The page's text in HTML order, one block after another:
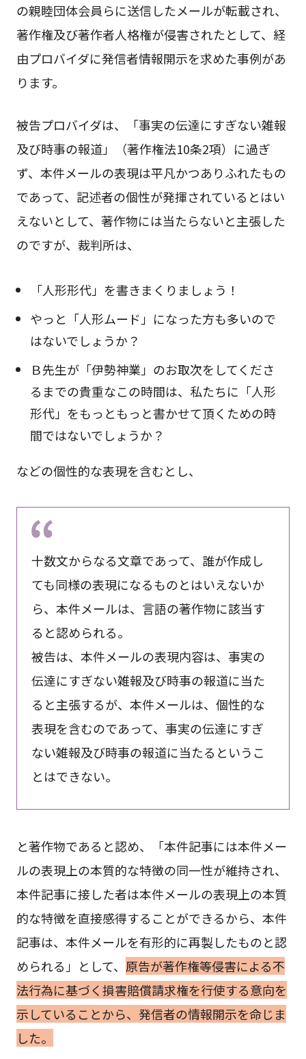
の親睦団体会員らに送信したメールが転載され、
著作権及び著作者人格権が侵害されたとして、経
由プロバイダに発信者情報開示を求めた事例があ
ります。
被告プロバイダは、「事実の伝達にすぎない雑報
及び時事の報道」（著作権法10条2項）に過ぎ
ず、本件メールの表現は平凡かつありふれたもの
であって、記述者の個性が発揮されているとはい
えないとして、著作物には当たらないと主張した
のですが、裁判所は、
「人形形代」を書きまくりましょう！
やっと「人形ムード」になった方も多いので
はないでしょうか？
Ｂ先生が「伊勢神業」のお取次をしてくださ
るまでの貴重なこの時間は、私たちに「人形
形代」をもっともっと書かせて頂くための時
間ではないでしょうか？
などの個性的な表現を含むとし、
十数文からなる文章であって、誰が作成し
ても同様の表現になるものとはいえないか
ら、本件メールは、言語の著作物に該当す
ると認められる。
被告は、本件メールの表現内容は、事実の
伝達にすぎない雑報及び時事の報道に当た
ると主張するが、本件メールは、個性的な
表現を含むのであって、事実の伝達にすぎ
ない雑報及び時事の報道に当たるというこ
とはできない。
と著作物であると認め、「本件記事には本件メー
ルの表現上の本質的な特徴の同一性が維持され、
本件記事に接した者は本件メールの表現上の本質
的な特徴を直接感得することができるから、本件
記事は、本件メールを有形的に再製したものと認
められる」として、 原告が著作権等侵害による不
法行為に基づく損害賠償請求権を行使する意向を
示していることから、発信者の情報開示を命じま
した。